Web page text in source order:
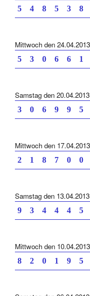
5 4 8 5 3 8
Mittwoch den 24.04.2013
5 3 0 6 6 1
Samstag den 20.04.2013
3 0 6 9 9 5
Mittwoch den 17.04.2013
2 1 8 7 0 0
Samstag den 13.04.2013
9 3 4 4 4 5
Mittwoch den 10.04.2013
8 2 0 1 9 5